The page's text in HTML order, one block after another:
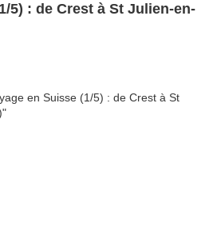
5) : de Crest à St Julien-en-